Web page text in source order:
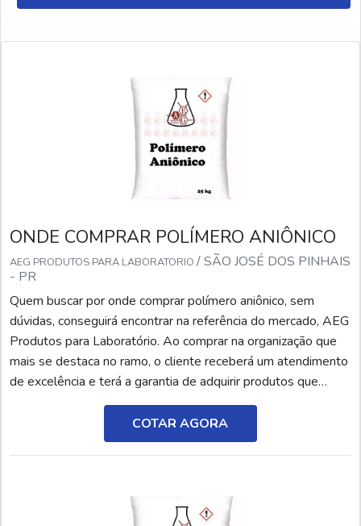
ONDE COMPRAR POLÍMERO ANIÔNICO
AEG PRODUTOS PARA LABORATORIO / SÃO JOSÉ DOS PINHAIS
- PR
Quem buscar por onde comprar polímero aniônico, sem
dúvidas, conseguirá encontrar na referência do mercado, AEG
Produtos para Laboratório. Ao comprar na organização que
mais se destaca no ramo, o cliente receberá um atendimento
de excelência e terá a garantia de adquirir produtos que
solucionem qualquer demanda.Quando o interesse é por
onde comprar polímero aniônico, com a equipe da AEG
Produtos para Laboratório o cliente encontrará pre...
COTAR AGORA